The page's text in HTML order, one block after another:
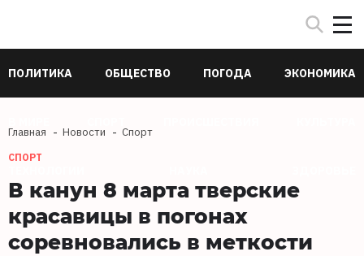
ПОЛИТИКА ОБЩЕСТВО ПОГОДА ЭКОНОМИКА
Главная Новости Спорт
СПОРТ
В канун 8 марта тверские
красавицы в погонах
соревновались в меткости